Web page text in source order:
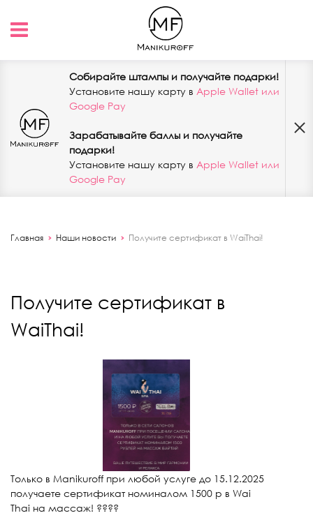
Собирайте штампы и получайте подарки!
Установите нашу карту вApple Wallet или
Google Pay
Зарабатывайте баллы и получайте
подарки!
Установите нашу карту вApple Wallet или
Google Pay
Главная Наши новости Получите сертификат в WaiThai!
Получите сертификат в
WaiThai!
Только в Manikuroff при любой услуге до 15.12.2025
получаете сертификат номиналом 1500 р в Wai
Thai на массаж! ????